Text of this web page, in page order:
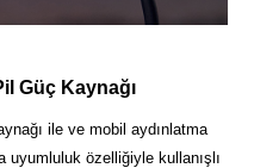
Güç Kaynağı
ile ve mobil aydınlatma
uyumluluk özelliğiyle kullanışlı